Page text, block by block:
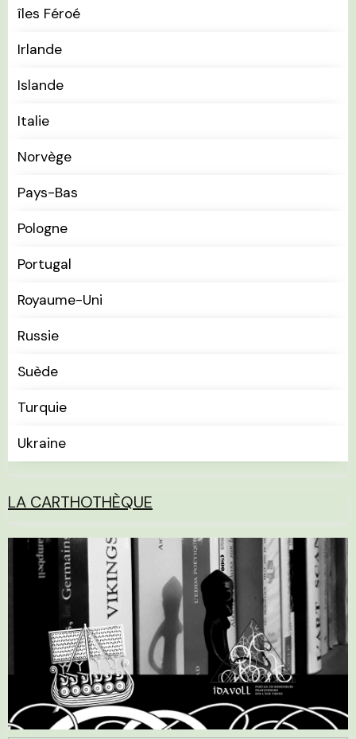
îles Féroé
Irlande
Islande
Italie
Norvège
Pays-Bas
Pologne
Portugal
Royaume-Uni
Russie
Suède
Turquie
Ukraine
LA CARTHOTHÈQUE